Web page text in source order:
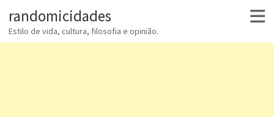
randomicidades
Estilo de vida, cultura, filosofia e opinião.